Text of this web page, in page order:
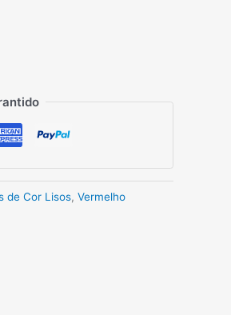
de Cor Lisos, Vermelho